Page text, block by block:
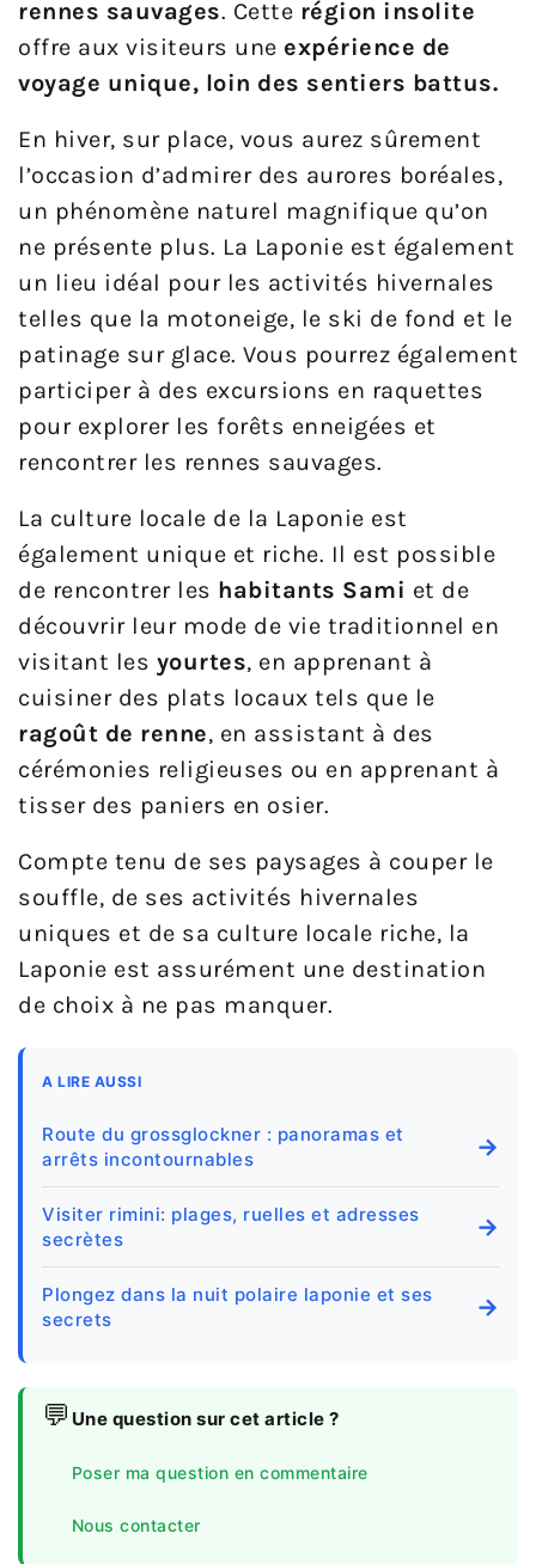
rennes sauvages. Cette région insolite
offre aux visiteurs une expérience de
voyage unique, loin des sentiers battus.
En hiver, sur place, vous aurez sûrement
l’occasion d’admirer des aurores boréales,
un phénomène naturel magnifique qu’on
ne présente plus. La Laponie est également
un lieu idéal pour les activités hivernales
telles que la motoneige, le ski de fond et le
patinage sur glace. Vous pourrez également
participer à des excursions en raquettes
pour explorer les forêts enneigées et
rencontrer les rennes sauvages.
La culture locale de la Laponie est
également unique et riche. Il est possible
de rencontrer les habitants Sami et de
découvrir leur mode de vie traditionnel en
visitant les yourtes, en apprenant à
cuisiner des plats locaux tels que le
ragoût de renne, en assistant à des
cérémonies religieuses ou en apprenant à
tisser des paniers en osier.
Compte tenu de ses paysages à couper le
souffle, de ses activités hivernales
uniques et de sa culture locale riche, la
Laponie est assurément une destination
de choix à ne pas manquer.
A LIRE AUSSI
Route du grossglockner : panoramas et
arrêts incontournables
→
Visiter rimini: plages, ruelles et adresses
secrètes
→
Plongez dans la nuit polaire laponie et ses
secrets
→
💬 Une question sur cet article ?
Poser ma question en commentaire
Nous contacter